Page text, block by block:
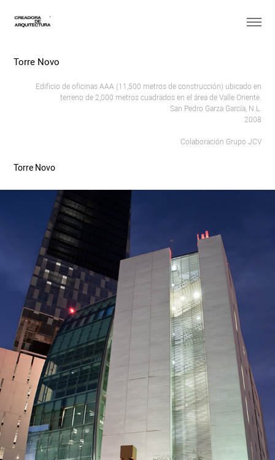
Torre Novo
Edificio de oficinas AAA (11,500 metros de construcción) ubicado en
terreno de 2,000 metros cuadrados en el área de Valle Oriente.
San Pedro Garza García, N.L.
2008
Colaboración Grupo JCV
Torre Novo